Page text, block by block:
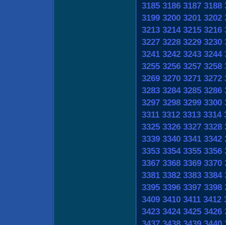
3185 3186 3187 3188
3199 3200 3201 3202
3213 3214 3215 3216
3227 3228 3229 3230
3241 3242 3243 3244
3255 3256 3257 3258
3269 3270 3271 3272
3283 3284 3285 3286
3297 3298 3299 3300
3311 3312 3313 3314
3325 3326 3327 3328
3339 3340 3341 3342
3353 3354 3355 3356
3367 3368 3369 3370
3381 3382 3383 3384
3395 3396 3397 3398
3409 3410 3411 3412
3423 3424 3425 3426